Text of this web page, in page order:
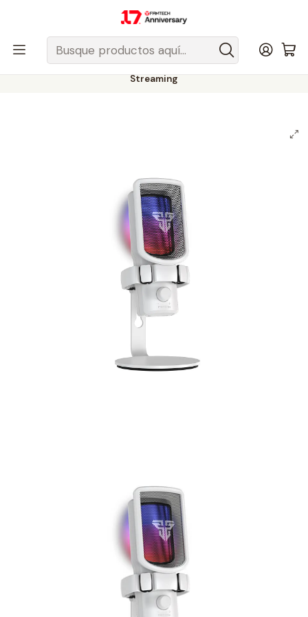
Despacho gratis a todo Chile sobre $50.000 pesos.
Fantech Esports Chile Audio y Acc. de audio
Micrófonos
Micrófonos Inalámbricos
Micrófonos Inalámbricos Cardioide
Micrófonos Inalámbricos Cardioide Blancos
Streaming